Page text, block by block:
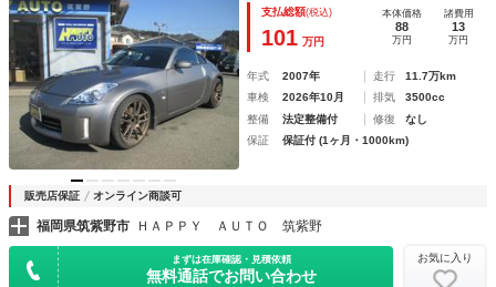
支払総額(税込)
101 万円
本体価格
88
万円
諸費用
13
万円
年式 2007年 走行
11.7万km
車検
2026年10月 排気
3500cc
整備
法定整備付 修復
なし
保証
保証付 (1ヶ月・1000km)
販売店保証 オンライン商談可
福岡県筑紫野市 ＨＡＰＰＹ ＡＵＴＯ 筑紫野
まずは在庫確認・見積依頼
無料通話でお問い合わせ
お気に入り